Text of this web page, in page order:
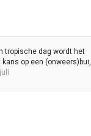
tropische dag wordt het
kans op een (onweers)bui,
blijft in het zadel